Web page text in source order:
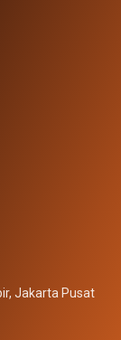
Jakarta Pusat